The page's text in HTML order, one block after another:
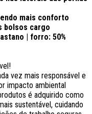
mais conforto
bolsos cargo
| forro: 50%
vez mais responsável e
impacto ambiental
é adquirido como
sustentável, cuidando